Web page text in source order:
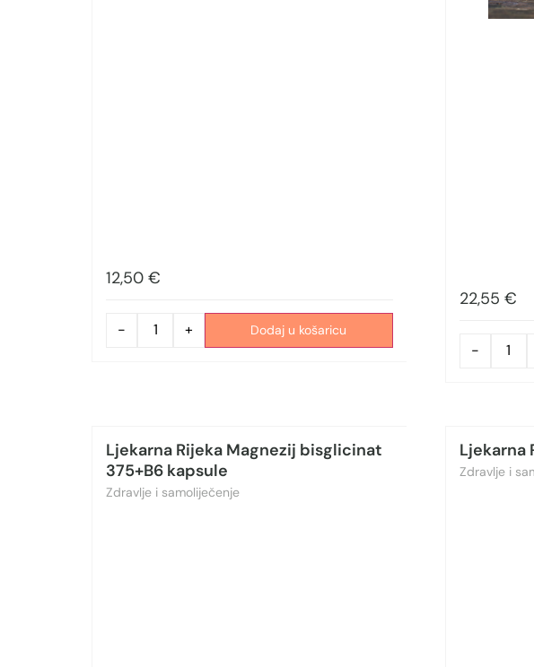
12,50 €
- + Dodaj u košaricu
22,55 €
-
Ljekarna Rijeka Magnezij bisglicinat
375+B6 kapsule
Zdravlje i samoliječenje
Ljekarna
Zdravlje i